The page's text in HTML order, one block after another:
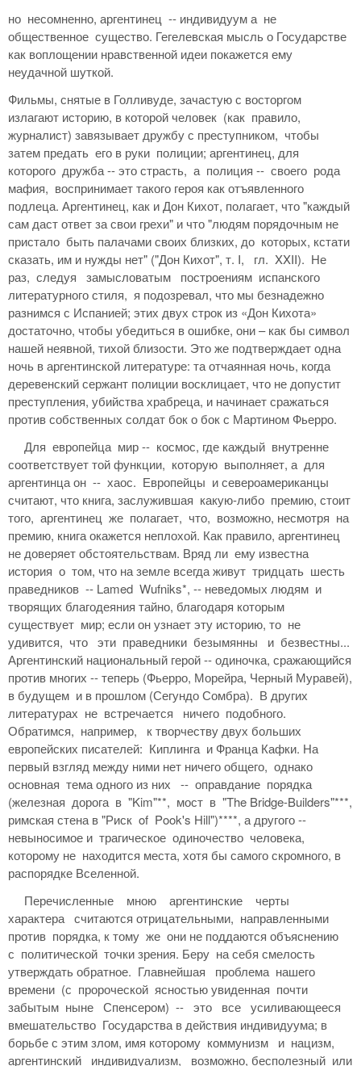
но несомненно, аргентинец -- индивидуум а не
общественное существо. Гегелевская мысль о Государстве
как воплощении нравственной идеи покажется ему
неудачной шуткой.
Фильмы, снятые в Голливуде, зачастую с восторгом
излагают историю, в которой человек (как правило,
журналист) завязывает дружбу с преступником, чтобы
затем предать его в руки полиции; аргентинец, для
которого дружба -- это страсть, а полиция -- своего рода
мафия, воспринимает такого героя как отъявленного
подлеца. Аргентинец, как и Дон Кихот, полагает, что "каждый
сам даст ответ за свои грехи" и что "людям порядочным не
пристало быть палачами своих близких, до которых, кстати
сказать, им и нужды нет" ("Дон Кихот", т. I, гл. XXII). Не
раз, следуя замысловатым построениям испанского
литературного стиля, я подозревал, что мы безнадежно
разнимся с Испанией; этих двух строк из «Дон Кихота»
достаточно, чтобы убедиться в ошибке, они – как бы символ
нашей неявной, тихой близости. Это же подтверждает одна
ночь в аргентинской литературе: та отчаянная ночь, когда
деревенский сержант полиции восклицает, что не допустит
преступления, убийства храбреца, и начинает сражаться
против собственных солдат бок о бок с Мартином Фьерро.
Для европейца мир -- космос, где каждый внутренне
соответствует той функции, которую выполняет, а для
аргентинца он -- хаос. Европейцы и североамериканцы
считают, что книга, заслужившая какую-либо премию, стоит
того, аргентинец же полагает, что, возможно, несмотря на
премию, книга окажется неплохой. Как правило, аргентинец
не доверяет обстоятельствам. Вряд ли ему известна
история о том, что на земле всегда живут тридцать шесть
праведников -- Lamed Wufniks*, -- неведомых людям и
творящих благодеяния тайно, благодаря которым
существует мир; если он узнает эту историю, то не
удивится, что эти праведники безымянны и безвестны...
Аргентинский национальный герой -- одиночка, сражающийся
против многих -- теперь (Фьерро, Морейра, Черный Муравей),
в будущем и в прошлом (Сегундо Сомбра). В других
литературах не встречается ничего подобного.
Обратимся, например, к творчеству двух больших
европейских писателей: Киплинга и Франца Кафки. На
первый взгляд между ними нет ничего общего, однако
основная тема одного из них -- оправдание порядка
(железная дорога в "Kim"**, мост в "The Bridge-Builders"***,
римская стена в "Риск of Pook's Hill")****, а другого --
невыносимое и трагическое одиночество человека,
которому не находится места, хотя бы самого скромного, в
распорядке Вселенной.
Перечисленные мною аргентинские черты
характера считаются отрицательными, направленными
против порядка, к тому же они не поддаются объяснению
с политической точки зрения. Беру на себя смелость
утверждать обратное. Главнейшая проблема нашего
времени (с пророческой ясностью увиденная почти
забытым ныне Спенсером) -- это все усиливающееся
вмешательство Государства в действия индивидуума; в
борьбе с этим злом, имя которому коммунизм и нацизм,
аргентинский индивидуализм, возможно, бесполезный или